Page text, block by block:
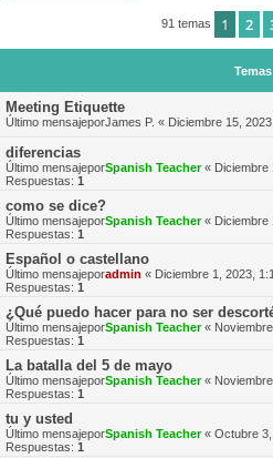
91 temas 1 2
Temas
Meeting Etiquette
Último mensajeporJames P. « Diciembre 15,
diferencias
Último mensajeporSpanish Teacher« Diciembre
Respuestas: 1
como se dice?
Último mensajeporSpanish Teacher« Diciembre
Respuestas: 1
Español o castellano
Último mensajeporadmin « Diciembre 1, 2023,
Respuestas: 1
¿Qué puedo hacer para no ser
Último mensajeporSpanish Teacher«
Respuestas: 1
La batalla del 5 de mayo
Último mensajeporSpanish Teacher«
Respuestas: 1
tu y usted
Último mensajeporSpanish Teacher« Octubre
Respuestas: 1